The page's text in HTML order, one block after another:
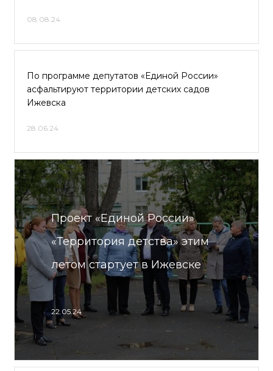
08.08.24
По программе депутатов «Единой России»
асфальтируют территории детских садов
Ижевска
28.06.24
Проект «Единой России»
«Территория детства» этим
летом стартует в Ижевске
22.05.24